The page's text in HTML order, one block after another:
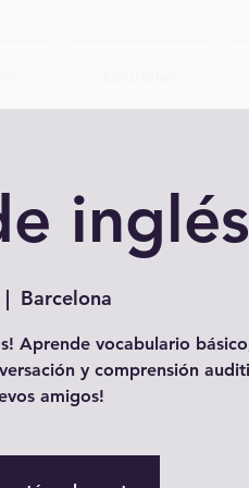
inglés
|
Barcelona
Aprende vocabulario
y comprensión
amigos!